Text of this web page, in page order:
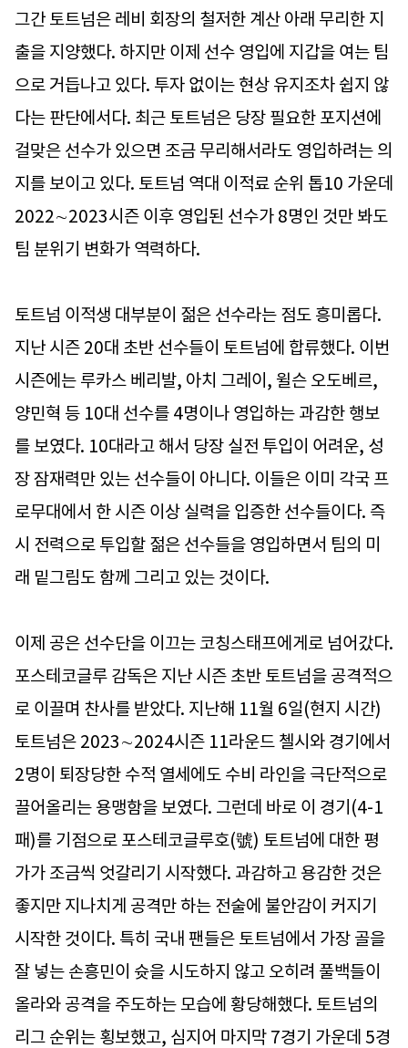
그간 토트넘은 레비 회장의 철저한 계산 아래 무리한 지
출을 지양했다. 하지만 이제 선수 영입에 지갑을 여는 팀
으로 거듭나고 있다. 투자 없이는 현상 유지조차 쉽지 않
다는 판단에서다. 최근 토트넘은 당장 필요한 포지션에
걸맞은 선수가 있으면 조금 무리해서라도 영입하려는 의
지를 보이고 있다. 토트넘 역대 이적료 순위 톱10 가운데
2022∼2023시즌 이후 영입된 선수가 8명인 것만 봐도
팀 분위기 변화가 역력하다.
토트넘 이적생 대부분이 젊은 선수라는 점도 흥미롭다.
지난 시즌 20대 초반 선수들이 토트넘에 합류했다. 이번
시즌에는 루카스 베리발, 아치 그레이, 윌슨 오도베르,
양민혁 등 10대 선수를 4명이나 영입하는 과감한 행보
를 보였다. 10대라고 해서 당장 실전 투입이 어려운, 성
장 잠재력만 있는 선수들이 아니다. 이들은 이미 각국 프
로무대에서 한 시즌 이상 실력을 입증한 선수들이다. 즉
시 전력으로 투입할 젊은 선수들을 영입하면서 팀의 미
래 밑그림도 함께 그리고 있는 것이다.
이제 공은 선수단을 이끄는 코칭스태프에게로 넘어갔다.
포스테코글루 감독은 지난 시즌 초반 토트넘을 공격적으
로 이끌며 찬사를 받았다. 지난해 11월 6일(현지 시간)
토트넘은 2023∼2024시즌 11라운드 첼시와 경기에서
2명이 퇴장당한 수적 열세에도 수비 라인을 극단적으로
끌어올리는 용맹함을 보였다. 그런데 바로 이 경기(4-1
패)를 기점으로 포스테코글루호(號) 토트넘에 대한 평
가가 조금씩 엇갈리기 시작했다. 과감하고 용감한 것은
좋지만 지나치게 공격만 하는 전술에 불안감이 커지기
시작한 것이다. 특히 국내 팬들은 토트넘에서 가장 골을
잘 넣는 손흥민이 슛을 시도하지 않고 오히려 풀백들이
올라와 공격을 주도하는 모습에 황당해했다. 토트넘의
리그 순위는 횡보했고, 심지어 마지막 7경기 가운데 5경